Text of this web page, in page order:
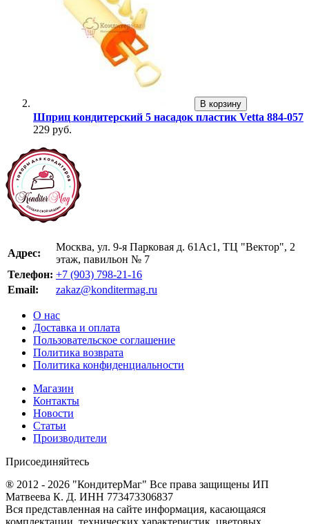
В корзину
Шприц кондитерский 5 насадок пластик Vetta 884-057
229 руб.
Адрес:
Москва, ул. 9-я Парковая д. 61Ас1, ТЦ "Вектор", 2
этаж, павильон № 7
Телефон: +7 (903) 798-21-16
Email:
zakaz@konditermag.ru
О нас
Доставка и оплата
Пользовательское соглашение
Политика возврата
Политика конфиденциальности
Магазин
Контакты
Новости
Статьи
Производители
Присоединяйтесь
® 2012 - 2026 "КондитерМаг" Все права защищены ИП
Матвеева К. Д. ИНН 773473306837
Вся представленная на сайте информация, касающаяся
комплектации, технических характеристик, цветовых